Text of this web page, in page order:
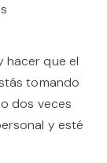
hacer que el
tomando
dos veces
y esté